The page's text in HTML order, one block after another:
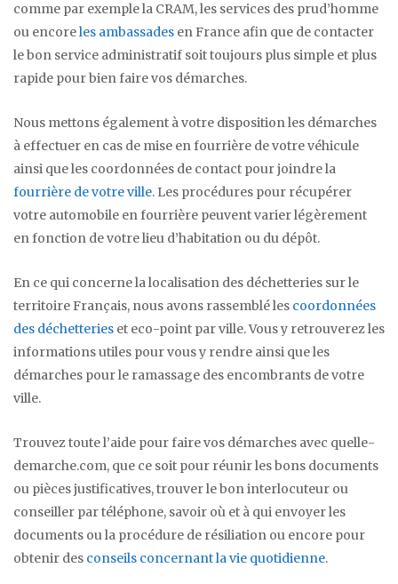
comme par exemple la CRAM, les services des prud’homme
ou encoreles ambassades en France afin que de contacter
le bon service administratif soit toujours plus simple et plus
rapide pour bien faire vos démarches.
Nous mettons également à votre disposition les démarches
à effectuer en cas de mise en fourrière de votre véhicule
ainsi que les coordonnées de contact pour joindre la
fourrière de votre ville. Les procédures pour récupérer
votre automobile en fourrière peuvent varier légèrement
en fonction de votre lieu d’habitation ou du dépôt.
En ce qui concerne la localisation des déchetteries sur le
territoire Français, nous avons rassemblé les coordonnées
des déchetteries et eco-point par ville. Vous y retrouverez les
informations utiles pour vous y rendre ainsi que les
démarches pour le ramassage des encombrants de votre
ville.
Trouvez toute l’aide pour faire vos démarches avec quelle-
demarche.com, que ce soit pour réunir les bons documents
ou pièces justificatives, trouver le bon interlocuteur ou
conseiller par téléphone, savoir où et à qui envoyer les
documents ou la procédure de résiliation ou encore pour
obtenir des conseils concernant la vie quotidienne.